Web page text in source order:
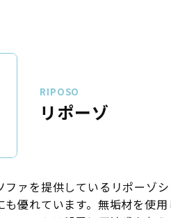
RIPOSO
リポーゾ
ファを提供しているリポーゾ
も優れています。無垢材を使